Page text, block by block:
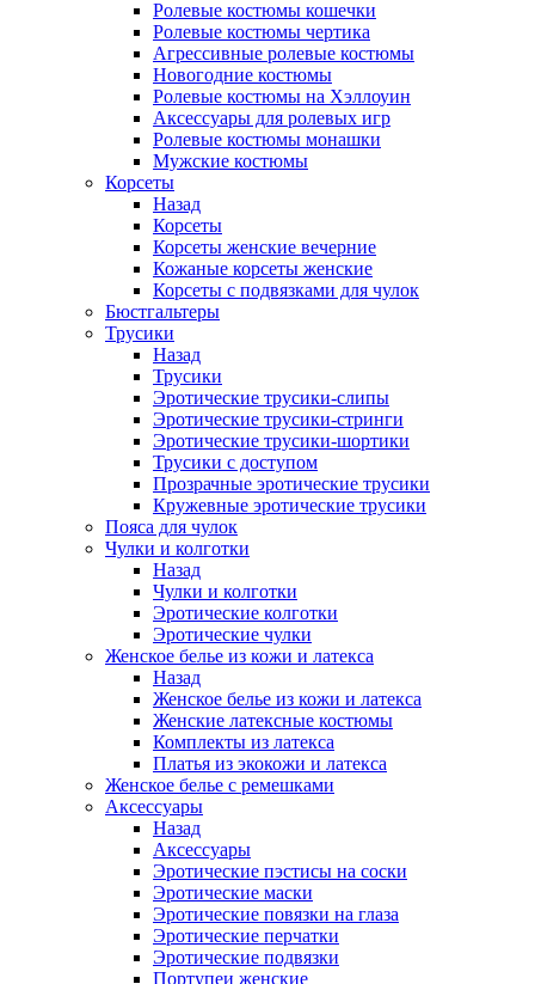
Ролевые костюмы кошечки
Ролевые костюмы чертика
Агрессивные ролевые костюмы
Новогодние костюмы
Ролевые костюмы на Хэллоуин
Аксессуары для ролевых игр
Ролевые костюмы монашки
Мужские костюмы
Корсеты
Назад
Корсеты
Корсеты женские вечерние
Кожаные корсеты женские
Корсеты с подвязками для чулок
Бюстгальтеры
Трусики
Назад
Трусики
Эротические трусики-слипы
Эротические трусики-стринги
Эротические трусики-шортики
Трусики с доступом
Прозрачные эротические трусики
Кружевные эротические трусики
Пояса для чулок
Чулки и колготки
Назад
Чулки и колготки
Эротические колготки
Эротические чулки
Женское белье из кожи и латекса
Назад
Женское белье из кожи и латекса
Женские латексные костюмы
Комплекты из латекса
Платья из экокожи и латекса
Женское белье с ремешками
Аксессуары
Назад
Аксессуары
Эротические пэстисы на соски
Эротические маски
Эротические повязки на глаза
Эротические перчатки
Эротические подвязки
Портупеи женские